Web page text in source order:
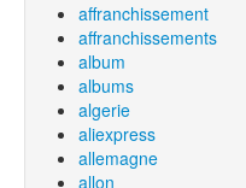
affranchissement
affranchissements
album
albums
algerie
aliexpress
allemagne
allon